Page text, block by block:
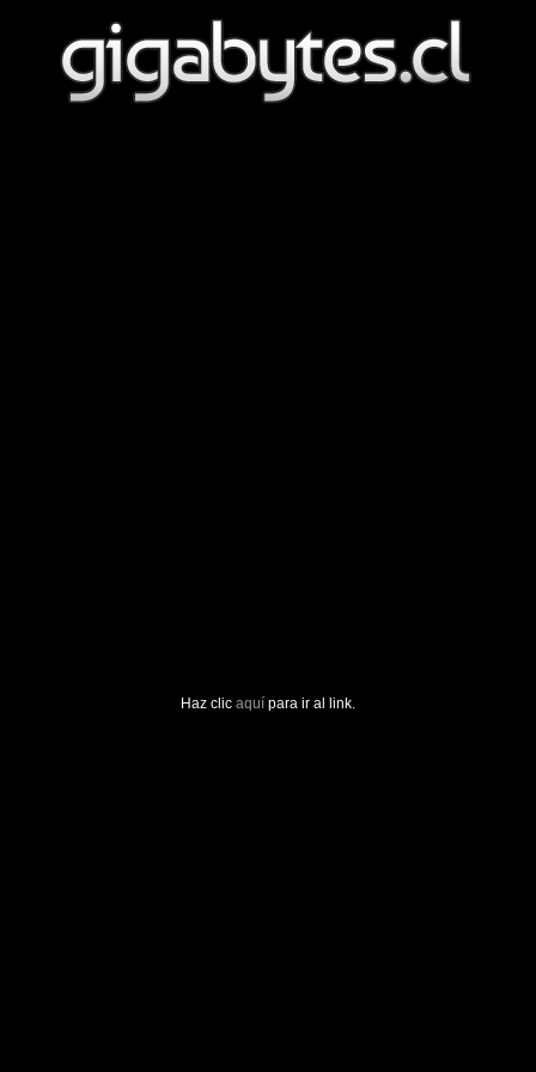
Haz clic aquí para ir al link.